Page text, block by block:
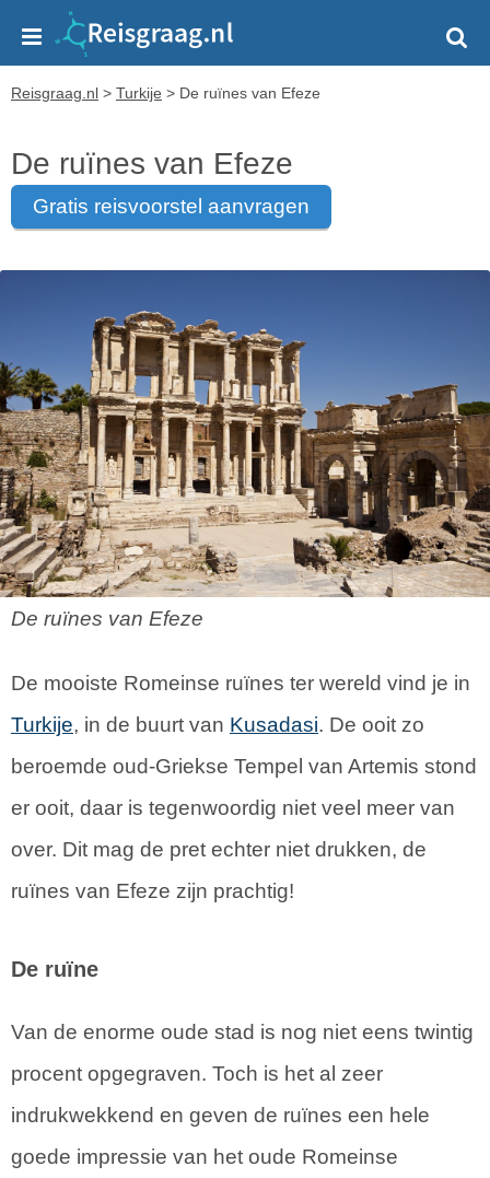
Reisgraag.nl > Turkije > De ruïnes van Efeze
De ruïnes van Efeze
gratis reisvoorstel aanvragen
De ruïnes van Efeze
De mooiste Romeinse ruïnes ter wereld vind je in
Turkije, in de buurt van Kusadasi. De ooit zo
beroemde oud-Griekse Tempel van Artemis stond
er ooit, daar is tegenwoordig niet veel meer van
over. Dit mag de pret echter niet drukken, de
ruïnes van Efeze zijn prachtig!
De ruïne
Van de enorme oude stad is nog niet eens twintig
procent opgegraven. Toch is het al zeer
indrukwekkend en geven de ruïnes een hele
goede impressie van het oude Romeinse